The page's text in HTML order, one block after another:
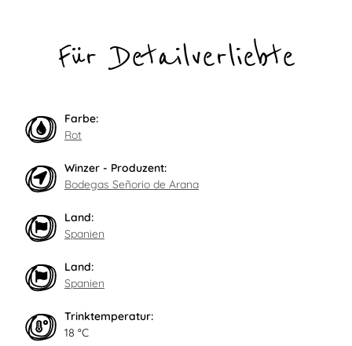
Für Detailverliebte
Farbe:
Rot
Winzer - Produzent:
Bodegas Señorio de Arana
Land:
Spanien
Land:
Spanien
Trinktemperatur:
18 °C